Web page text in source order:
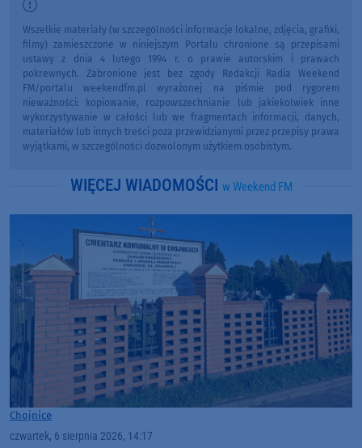
Wszelkie materiały (w szczególności informacje lokalne, zdjęcia, grafiki,
filmy) zamieszczone w niniejszym Portalu chronione są przepisami
ustawy z dnia 4 lutego 1994 r. o prawie autorskim i prawach
pokrewnych. Zabronione jest bez zgody Redakcji Radia Weekend
FM/portalu weekendfm.pl wyrażonej na piśmie pod rygorem
nieważności: kopiowanie, rozpowszechnianie lub jakiekolwiek inne
wykorzystywanie w całości lub we fragmentach informacji, danych,
materiałów lub innych treści poza przewidzianymi przez przepisy prawa
wyjątkami, w szczególności dozwolonym użytkiem osobistym.
WIĘCEJ WIADOMOŚCI w Weekend FM
Chojnice
czwartek, 6 sierpnia 2026, 14:17